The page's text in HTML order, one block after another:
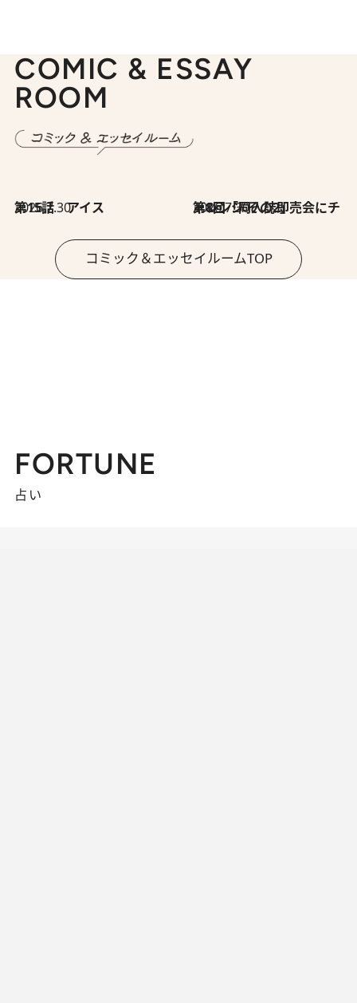
COMIC & ESSAY
ROOM
2026.7.30
第15話 アイス 2026.7.30
第8回「同人誌即売会にチャレンジ その2」
コミック＆エッセイルームTOP
FORTUNE
占い